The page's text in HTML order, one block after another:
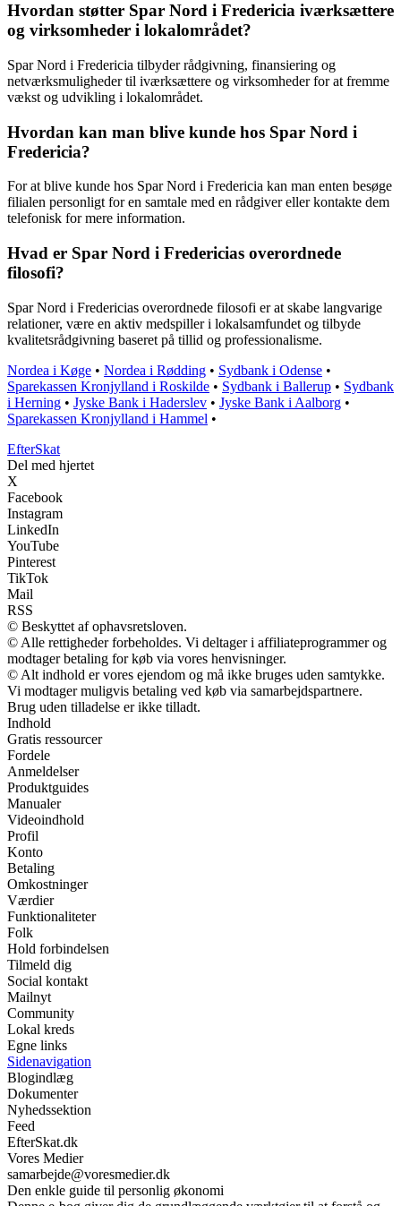
Hvordan støtter Spar Nord i Fredericia iværksættere
og virksomheder i lokalområdet?
Spar Nord i Fredericia tilbyder rådgivning, finansiering og
netværksmuligheder til iværksættere og virksomheder for at fremme
vækst og udvikling i lokalområdet.
Hvordan kan man blive kunde hos Spar Nord i
Fredericia?
For at blive kunde hos Spar Nord i Fredericia kan man enten besøge
filialen personligt for en samtale med en rådgiver eller kontakte dem
telefonisk for mere information.
Hvad er Spar Nord i Fredericias overordnede
filosofi?
Spar Nord i Fredericias overordnede filosofi er at skabe langvarige
relationer, være en aktiv medspiller i lokalsamfundet og tilbyde
kvalitetsrådgivning baseret på tillid og professionalisme.
Nordea i Køge • Nordea i Rødding • Sydbank i Odense •
Sparekassen Kronjylland i Roskilde • Sydbank i Ballerup • Sydbank
i Herning • Jyske Bank i Haderslev • Jyske Bank i Aalborg •
Sparekassen Kronjylland i Hammel •
EfterSkat
Del med hjertet
X
Facebook
Instagram
LinkedIn
YouTube
Pinterest
TikTok
Mail
RSS
© Beskyttet af ophavsretsloven.
© Alle rettigheder forbeholdes. Vi deltager i affiliateprogrammer og
modtager betaling for køb via vores henvisninger.
© Alt indhold er vores ejendom og må ikke bruges uden samtykke.
Vi modtager muligvis betaling ved køb via samarbejdspartnere.
Brug uden tilladelse er ikke tilladt.
Indhold
Gratis ressourcer
Fordele
Anmeldelser
Produktguides
Manualer
Videoindhold
Profil
Konto
Betaling
Omkostninger
Værdier
Funktionaliteter
Folk
Hold forbindelsen
Tilmeld dig
Social kontakt
Mailnyt
Community
Lokal kreds
Egne links
Sidenavigation
Blogindlæg
Dokumenter
Nyhedssektion
Feed
EfterSkat.dk
Vores Medier
samarbejde@voresmedier.dk
Den enkle guide til personlig økonomi